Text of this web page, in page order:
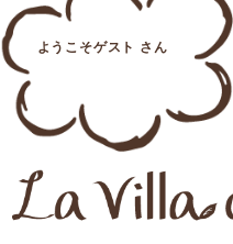
ようこそゲスト さん